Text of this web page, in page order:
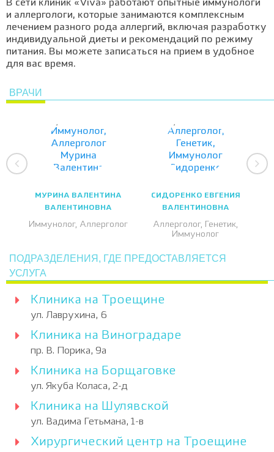
В сети клиник «Viva» работают опытные иммунологи
и аллергологи, которые занимаются комплексным
лечением разного рода аллергий, включая разработку
индивидуальной диеты и рекомендаций по режиму
питания. Вы можете записаться на прием в удобное
для вас время.
ВРАЧИ
МУРИНА ВАЛЕНТИНА
ВАЛЕНТИНОВНА
Иммунолог, Аллерголог
СИДОРЕНКО ЕВГЕНИЯ
ВАЛЕНТИНОВНА
Аллерголог, Генетик,
Иммунолог
ПОДРАЗДЕЛЕНИЯ, ГДЕ ПРЕДОСТАВЛЯЕТСЯ
УСЛУГА
Клиника на Троещине
ул. Лаврухина, 6
Клиника на Виноградаре
пр. В. Порика, 9а
Клиника на Борщаговке
ул. Якуба Коласа, 2-д
Клиника на Шулявской
ул. Вадима Гетьмана, 1-в
Хирургический центр на Троещине